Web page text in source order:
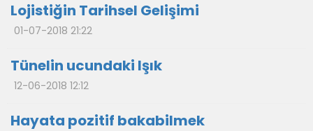
Lojistiğin Tarihsel Gelişimi
01-07-2018 21:22
Tünelin ucundaki Işık
12-06-2018 12:12
Hayata pozitif bakabilmek